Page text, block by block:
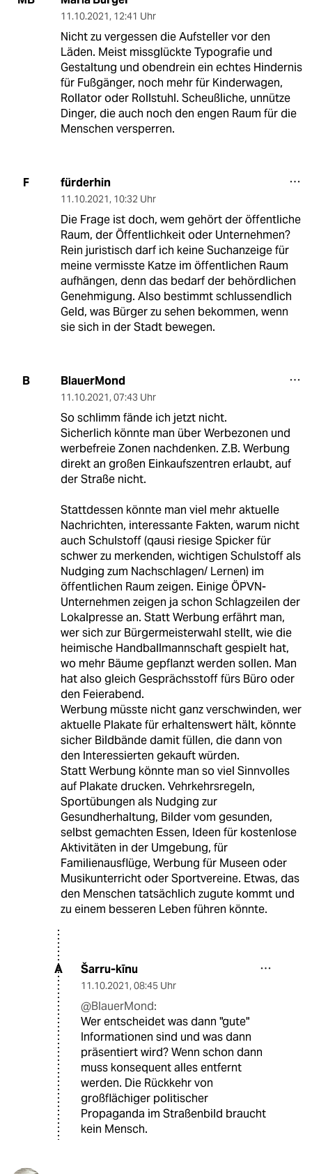
11.10.2021, 12:41 Uhr
Nicht zu vergessen die Aufsteller vor den
Läden. Meist missglückte Typografie und
Gestaltung und obendrein ein echtes Hindernis
für Fußgänger, noch mehr für Kinderwagen,
Rollator oder Rollstuhl. Scheußliche, unnütze
Dinger, die auch noch den engen Raum für die
Menschen versperren.
F fürderhin
11.10.2021, 10:32 Uhr
Die Frage ist doch, wem gehört der öffentliche
Raum, der Öffentlichkeit oder Unternehmen?
Rein juristisch darf ich keine Suchanzeige für
meine vermisste Katze im öffentlichen Raum
aufhängen, denn das bedarf der behördlichen
Genehmigung. Also bestimmt schlussendlich
Geld, was Bürger zu sehen bekommen, wenn
sie sich in der Stadt bewegen.
B BlauerMond
11.10.2021, 07:43 Uhr
So schlimm fände ich jetzt nicht.
Sicherlich könnte man über Werbezonen und
werbefreie Zonen nachdenken. Z.B. Werbung
direkt an großen Einkaufszentren erlaubt, auf
der Straße nicht.
Stattdessen könnte man viel mehr aktuelle
Nachrichten, interessante Fakten, warum nicht
auch Schulstoff (qausi riesige Spicker für
schwer zu merkenden, wichtigen Schulstoff als
Nudging zum Nachschlagen/ Lernen) im
öffentlichen Raum zeigen. Einige ÖPVN-
Unternehmen zeigen ja schon Schlagzeilen der
Lokalpresse an. Statt Werbung erfährt man,
wer sich zur Bürgermeisterwahl stellt, wie die
heimische Handballmannschaft gespielt hat,
wo mehr Bäume gepflanzt werden sollen. Man
hat also gleich Gesprächsstoff fürs Büro oder
den Feierabend.
Werbung müsste nicht ganz verschwinden, wer
aktuelle Plakate für erhaltenswert hält, könnte
sicher Bildbände damit füllen, die dann von
den Interessierten gekauft würden.
Statt Werbung könnte man so viel Sinnvolles
auf Plakate drucken. Vehrkehrsregeln,
Sportübungen als Nudging zur
Gesundherhaltung, Bilder vom gesunden,
selbst gemachten Essen, Ideen für kostenlose
Aktivitäten in der Umgebung, für
Familienausflüge, Werbung für Museen oder
Musikunterricht oder Sportvereine. Etwas, das
den Menschen tatsächlich zugute kommt und
zu einem besseren Leben führen könnte.
A Šarru-kīnu
11.10.2021, 08:45 Uhr
@BlauerMond:
Wer entscheidet was dann "gute"
Informationen sind und was dann
präsentiert wird? Wenn schon dann
muss konsequent alles entfernt
werden. Die Rückkehr von
großflächiger politischer
Propaganda im Straßenbild braucht
kein Mensch.